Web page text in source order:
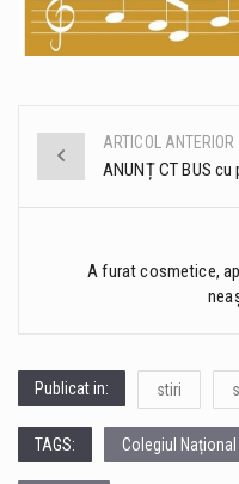
Post
navigation
ARTICOL ANTERIOR
ANUNȚ CT BUS
A furat cosmetice,
Publicat in: stiri
TAGS: Colegiul Național